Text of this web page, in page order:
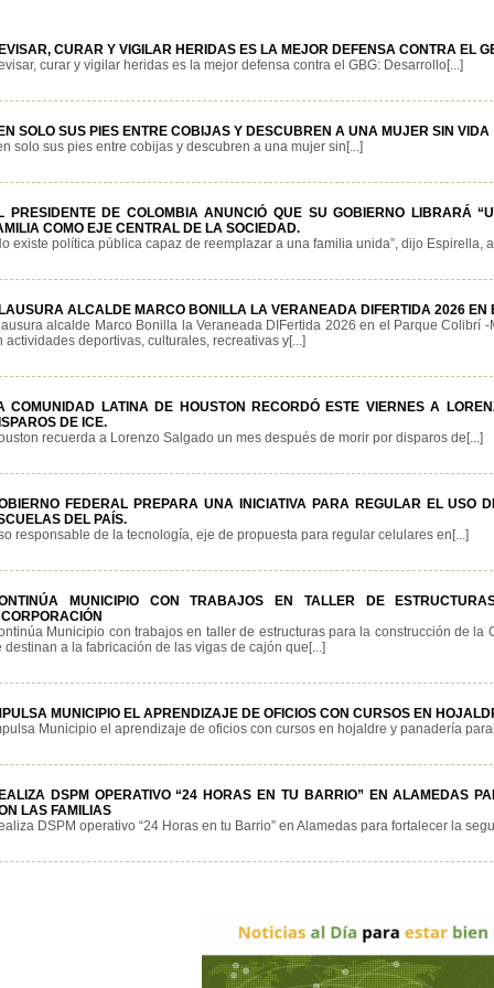
CURAR Y VIGILAR HERIDAS ES LA MEJOR DEFENSA CONTRA EL
curar y vigilar heridas es la mejor defensa contra el GBG: Desarrollo[...]
SOLO SUS PIES ENTRE COBIJAS Y DESCUBREN A UNA MUJER SIN VIDA
solo sus pies entre cobijas y descubren a una mujer sin[...]
PRESIDENTE DE COLOMBIA ANUNCIÓ QUE SU GOBIERNO LIBRARÁ
COMO EJE CENTRAL DE LA SOCIEDAD.
existe política pública capaz de reemplazar a una familia unida”, dijo Espirella,
ALCALDE MARCO BONILLA LA VERANEADA DIFERTIDA 2026 EN
alcalde Marco Bonilla la Veraneada DIFertida 2026 en el Parque Colibrí
actividades deportivas, culturales, recreativas y[...]
COMUNIDAD LATINA DE HOUSTON RECORDÓ ESTE VIERNES A
DE ICE.
recuerda a Lorenzo Salgado un mes después de morir por disparos de[...]
FEDERAL PREPARA UNA INICIATIVA PARA REGULAR EL USO
DEL PAÍS.
responsable de la tecnología, eje de propuesta para regular celulares en[...]
MUNICIPIO CON TRABAJOS EN TALLER DE
Municipio con trabajos en taller de estructuras para la construcción de
destinan a la fabricación de las vigas de cajón que[...]
MUNICIPIO EL APRENDIZAJE DE OFICIOS CON CURSOS EN
Municipio el aprendizaje de oficios con cursos en hojaldre y panadería
DSPM OPERATIVO “24 HORAS EN TU BARRIO” EN ALAMEDAS
LAS FAMILIAS
DSPM operativo “24 Horas en tu Barrio” en Alamedas para fortalecer la